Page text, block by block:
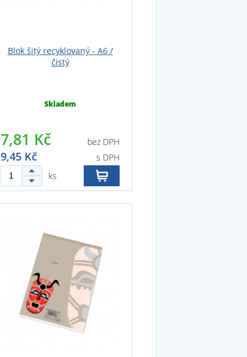
Blok šitý recyklovaný - A6 /
čistý
Skladem
7,81 Kč bez DPH
9,45 Kč
s DPH
ks